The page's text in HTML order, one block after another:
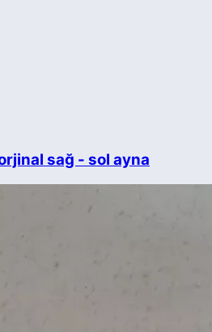
sağ - sol ayna